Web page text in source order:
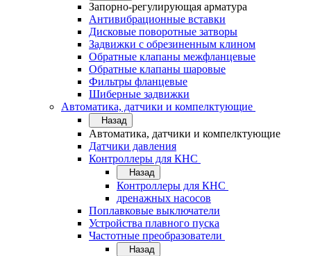
Запорно-регулирующая арматура
Антивибрационные вставки
Дисковые поворотные затворы
Задвижки с обрезиненным клином
Обратные клапаны межфланцевые
Обратные клапаны шаровые
Фильтры фланцевые
Шиберные задвижки
Автоматика, датчики и компелктующие
Назад
Автоматика, датчики и компелктующие
Датчики давления
Контроллеры для КНС
Назад
Контроллеры для КНС
дренажных насосов
Поплавковые выключатели
Устройства плавного пуска
Частотные преобразователи
Назад